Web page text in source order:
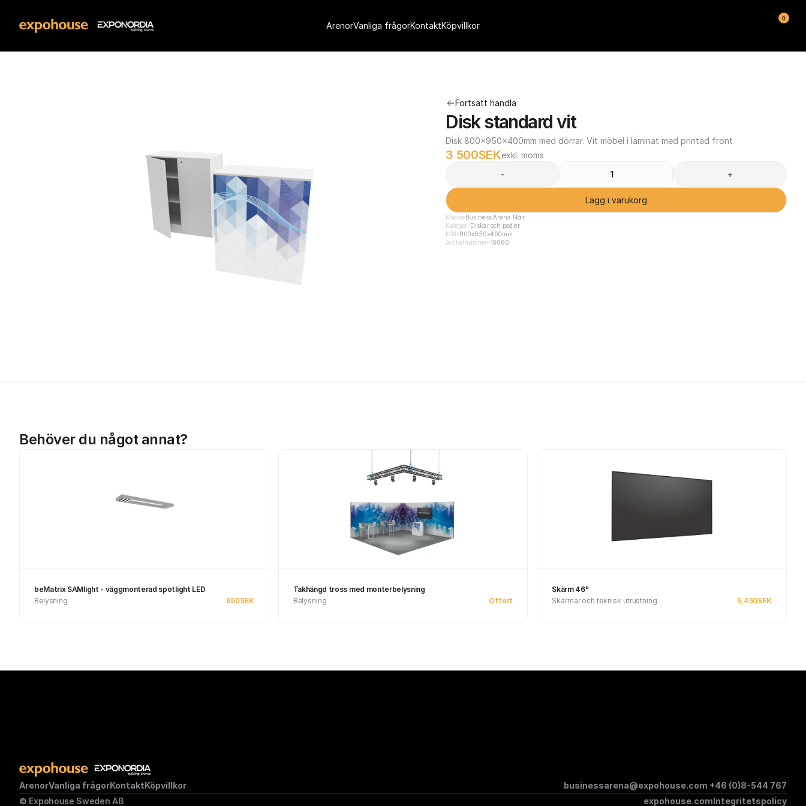
Fortsätt handla
Disk standard vit
Disk 800x950x400mm med dörrar. Vit möbel i laminat med printad front
3 500SEKexkl. moms
-
+
Lägg i varukorg
Mässa Business Arena Norr
Kategori Diskar och podier
Mått800x950x400mm
Artikelnummer10060
Behöver du något annat?
beMatrix SAMlight - väggmonterad spotlight LED
Belysning
650SEK
Takhängd tross med monterbelysning
Belysning
Offert
Skärm 46"
Skärmar och teknisk utrustning
5,450SEK
ArenorVanliga frågorKontaktKöpvillkor businessarena@expohouse.com +46 (0)8-544 767
© Expohouse Sweden AB
expohouse.comIntegritetspolicy
ArenorVanliga frågorKontaktKöpvillkor
0